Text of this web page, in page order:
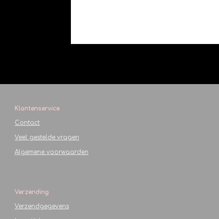
Klantenservice
Contact
Veel gestelde vragen
Algemene voorwaarden
Verzending
Verzendgegevens